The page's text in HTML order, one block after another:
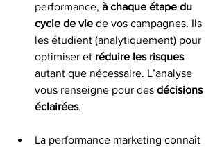
performance, à chaque étape du
cycle de vie de vos campagnes. Ils
les étudient (analytiquement) pour
optimiser et réduire les risques
autant que nécessaire. L’analyse
vous renseigne pour des décisions
éclairées.
La performance marketing connaît